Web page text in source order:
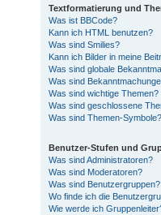
Textformatierung und
Was ist BBCode?
Kann ich HTML benutzen?
Was sind Smilies?
Kann ich Bilder in meine
Was sind globale
Was sind
Was sind wichtige Themen?
Was sind geschlossene
Was sind Themen-Symbole?
Benutzer-Stufen und
Was sind Administratoren?
Was sind Moderatoren?
Was sind Benutzergruppen?
Wo finde ich die
Wie werde ich